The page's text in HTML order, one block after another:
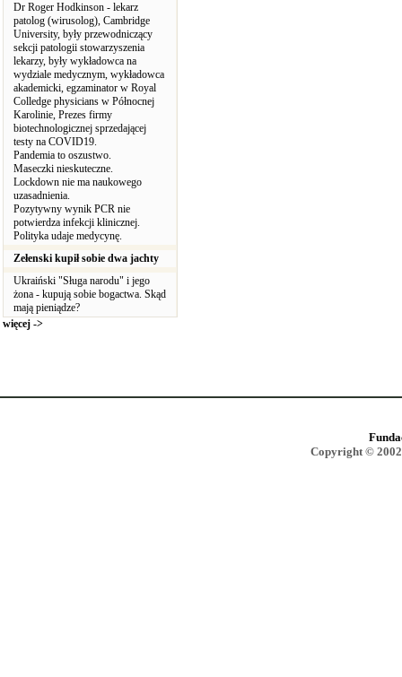
Dr Roger Hodkinson - lekarz
patolog (wirusolog), Cambridge
University, były przewodniczący
sekcji patologii stowarzyszenia
lekarzy, były wykładowca na
wydziale medycznym, wykładowca
akademicki, egzaminator w Royal
Colledge physicians w Północnej
Karolinie, Prezes firmy
biotechnologicznej sprzedającej
testy na COVID19.
Pandemia to oszustwo.
Maseczki nieskuteczne.
Lockdown nie ma naukowego
uzasadnienia.
Pozytywny wynik PCR nie
potwierdza infekcji klinicznej.
Polityka udaje medycynę.
Zełenski kupił sobie dwa jachty
Ukraiński "Sługa narodu" i jego
żona - kupują sobie bogactwa. Skąd
mają pieniądze?
więcej ->
Copyright ©